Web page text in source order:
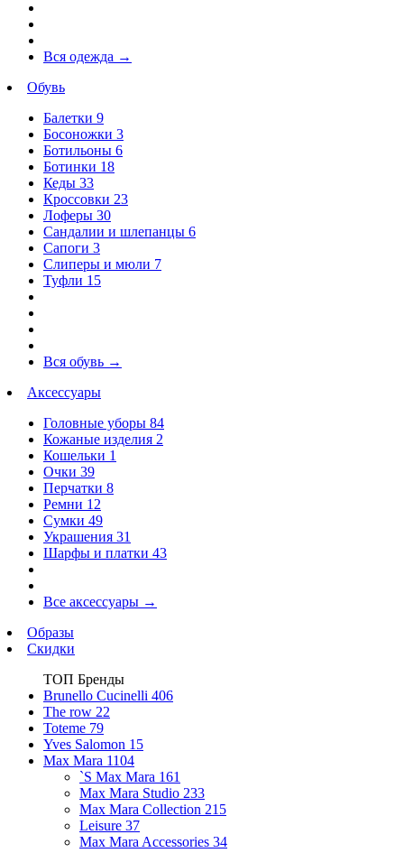
Вся одежда →
Обувь
Балетки 9
Босоножки 3
Ботильоны 6
Ботинки 18
Кеды 33
Кроссовки 23
Лоферы 30
Сандалии и шлепанцы 6
Сапоги 3
Слиперы и мюли 7
Туфли 15
Вся обувь →
Аксессуары
Головные уборы 84
Кожаные изделия 2
Кошельки 1
Очки 39
Перчатки 8
Ремни 12
Сумки 49
Украшения 31
Шарфы и платки 43
Все аксессуары →
Образы
Скидки
ТОП Бренды
Brunello Cucinelli 406
The row 22
Toteme 79
Yves Salomon 15
Max Mara 1104
`S Max Mara 161
Max Mara Studio 233
Max Mara Collection 215
Leisure 37
Max Mara Accessories 34